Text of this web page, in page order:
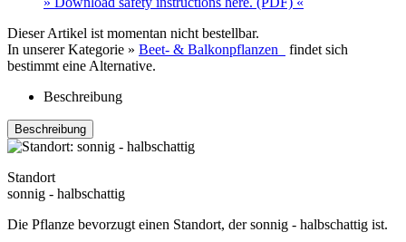
Dieser Artikel ist momentan nicht bestellbar.
In unserer Kategorie » Beet- & Balkonpflanzen
findet sich
bestimmt eine Alternative.
Beschreibung
Beschreibung
Standort
sonnig - halbschattig
Die Pflanze bevorzugt einen Standort, der sonnig - halbschattig ist.